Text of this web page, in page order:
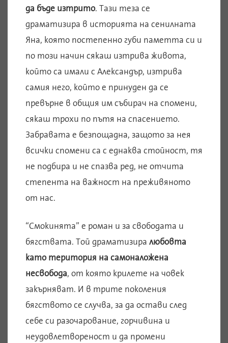
да бъде изтрито. Тази теза се
драматизира в историята на сенилната
Яна, която постепенно губи паметта си и
по този начин сякаш изтрива живота,
който са имали с Александър, изтрива
самия него, който е принуден да се
превърне в общия им събирач на спомени,
сякаш трохи по пътя на спасението.
Забравата е безпощадна, защото за нея
всички спомени са с еднаква стойност, тя
не подбира и не спазва ред, не отчита
степента на важност на преживяното
от нас.
“Смокинята” е роман и за свободата и
бягствата. Той драматизира любовта
като територия на самоналожена
несвобода, от която крилете на човек
закърняват. И в трите поколения
бягството се случва, за да остави след
себе си разочарование, горчивина и
неудовлетвореност и да промени